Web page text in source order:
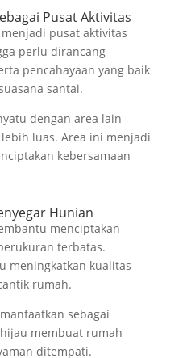
Pusat Aktivitas
pusat aktivitas
perlu dirancang
pencahayaan yang baik
santai.
dengan area lain
luas. Area ini menjadi
kebersamaan
Hunian
menciptakan
terbatas.
meningkatkan kualitas
rumah.
sebagai
membuat rumah
ditempati.